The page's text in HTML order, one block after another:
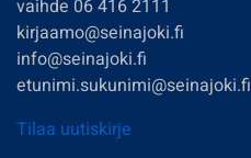
vaihde 06 416 2111
kirjaamo@seinajoki.fi
info@seinajoki.fi
etunimi.sukunimi@seinajoki.fi
Tilaa uutiskirje